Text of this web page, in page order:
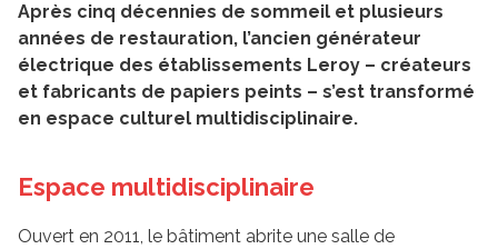
Après cinq décennies de sommeil et plusieurs
années de restauration, l’ancien générateur
électrique des établissements Leroy – créateurs
et fabricants de papiers peints – s’est transformé
en espace culturel multidisciplinaire.
Espace multidisciplinaire
Ouvert en 2011, le bâtiment abrite une salle de